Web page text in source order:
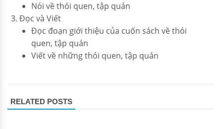
Nói về thói quen, tập quán
Đọc và Viết
Đọc đoạn giới thiệu của cuốn sách về thói
quen, tập quán
Viết về những thói quen, tập quán
RELATED POSTS